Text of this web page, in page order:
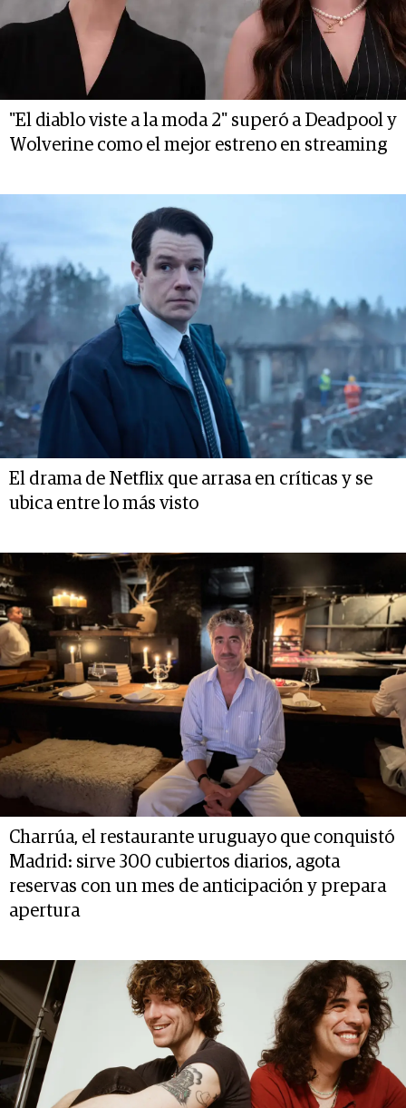
"El diablo viste a la moda 2" superó a Deadpool y
Wolverine como el mejor estreno en streaming
El drama de Netflix que arrasa en críticas y se
ubica entre lo más visto
Charrúa, el restaurante uruguayo que conquistó
Madrid: sirve 300 cubiertos diarios, agota
reservas con un mes de anticipación y prepara
apertura